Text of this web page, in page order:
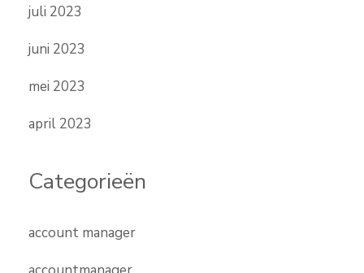
juli 2023
juni 2023
mei 2023
april 2023
Categorieën
account manager